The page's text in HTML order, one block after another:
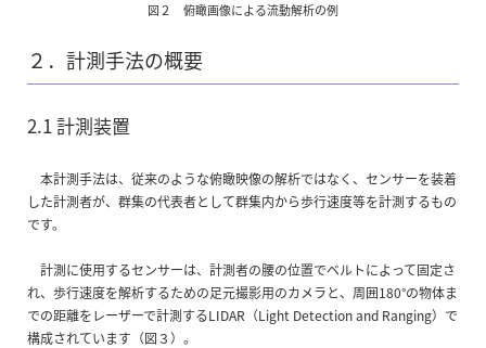
図２ 俯瞰画像による流動解析の例
２．計測手法の概要
2.1 計測装置
本計測手法は、従来のような俯瞰映像の解析ではなく、センサーを装着
した計測者が、群集の代表者として群集内から歩行速度等を計測するもの
です。
計測に使用するセンサーは、計測者の腰の位置でベルトによって固定さ
れ、歩行速度を解析するための足元撮影用のカメラと、周囲180°の物体ま
での距離をレーザーで計測するLIDAR（Light Detection and Ranging）で
構成されています（図３）。